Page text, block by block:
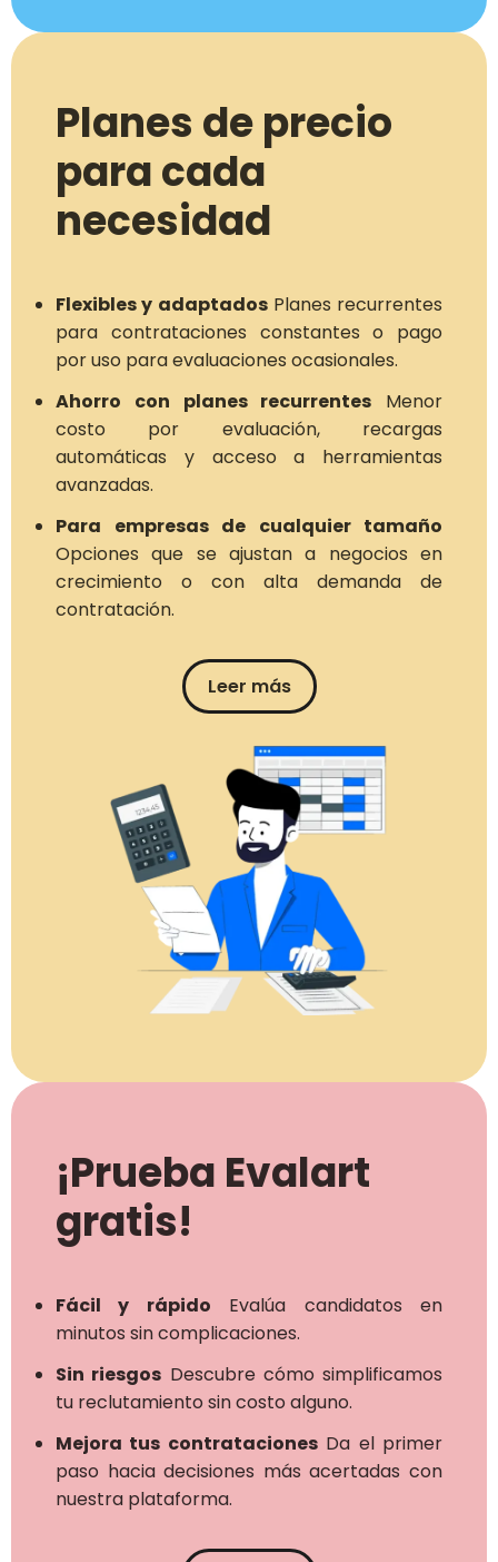
Planes de precio
para cada
necesidad
Flexibles y adaptadosPlanes recurrentes
para contrataciones constantes o pago
por uso para evaluaciones ocasionales.
Ahorro con planes recurrentes Menor
costo por evaluación, recargas
automáticas y acceso a herramientas
avanzadas.
Para empresas de cualquier tamaño
Opciones que se ajustan a negocios en
crecimiento o con alta demanda de
contratación.
Leer más
¡Prueba Evalart
gratis!
Fácil y rápido Evalúa candidatos en
minutos sin complicaciones.
Sin riesgos Descubre cómo simplificamos
tu reclutamiento sin costo alguno.
Mejora tus contratacionesDa el primer
paso hacia decisiones más acertadas con
nuestra plataforma.